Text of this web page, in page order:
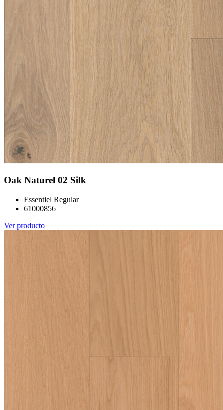
Oak Naturel 02 Silk
Essentiel Regular
61000856
Ver producto